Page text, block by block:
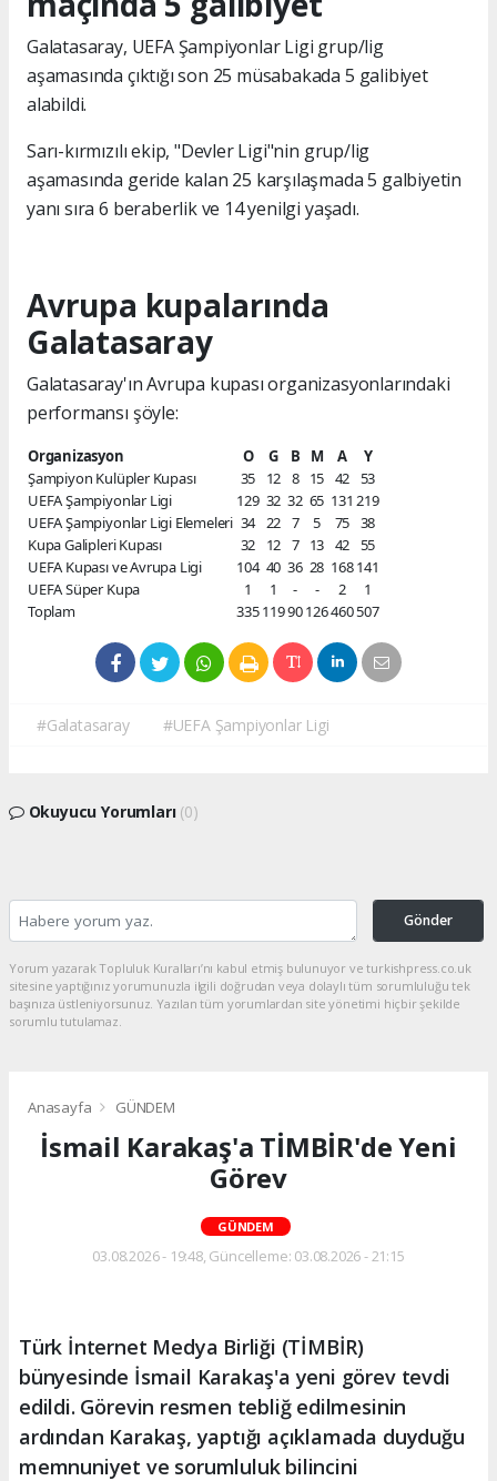
Galatasaray, UEFA Şampiyonlar Ligi grup/lig
aşamasında çıktığı son 25 müsabakada 5 galibiyet
alabildi.
Sarı-kırmızılı ekip, "Devler Ligi"nin grup/lig
aşamasında geride kalan 25 karşılaşmada 5 galbiyetin
yanı sıra 6 beraberlik ve 14 yenilgi yaşadı.
Avrupa kupalarında
Galatasaray
Galatasaray'ın Avrupa kupası organizasyonlarındaki
performansı şöyle:
Organizasyon O G B M A
Y
Şampiyon Kulüpler Kupası
35 12 8 15 42
53
UEFA Şampiyonlar Ligi
129 32 32 65 131 219
UEFA Şampiyonlar Ligi Elemeleri 34 22 7 5 75 38
Kupa Galipleri Kupası
32 12 7 13 42
55
UEFA Kupası ve Avrupa Ligi
104 40 36 28 168141
UEFA Süper Kupa
1 1 - - 2
1
Toplam
33511990126460507
#Galatasaray #UEFA Şampiyonlar Ligi
Okuyucu Yorumları (0)
Gönder
Yorum yazarak Topluluk Kuralları’nı kabul etmiş bulunuyor ve turkishpress.co.uk
sitesine yaptığınız yorumunuzla ilgili doğrudan veya dolaylı tüm sorumluluğu tek
başınıza üstleniyorsunuz. Yazılan tüm yorumlardan site yönetimi hiçbir şekilde
sorumlu tutulamaz.
Anasayfa GÜNDEM
İsmail Karakaş'a TİMBİR'de Yeni
Görev
GÜNDEM
03.08.2026 - 19:48, Güncelleme: 03.08.2026 - 21:15
Türk İnternet Medya Birliği (TİMBİR)
bünyesinde İsmail Karakaş'a yeni görev tevdi
edildi. Görevin resmen tebliğ edilmesinin
ardından Karakaş, yaptığı açıklamada duyduğu
memnuniyet ve sorumluluk bilincini